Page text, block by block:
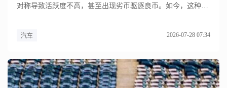
对称导致活跃度不高，甚至出现劣币驱逐良币。如今，这种状
汽车 2026-07-28 07:34